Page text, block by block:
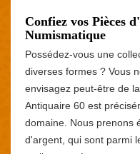
Confiez vos Pièces
Numismatique
Possédez-vous une
diverses formes ? Vous
envisagez peut-être de
Antiquaire 60 est
domaine. Nous prenons
d'argent, qui sont parmi